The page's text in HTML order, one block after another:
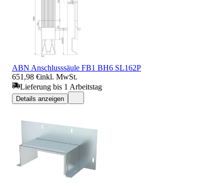
ABN Anschlusssäule FB1 BH6 SL162P
651,98 €inkl. MwSt.
Lieferung bis 1 Arbeitstag
Details anzeigen